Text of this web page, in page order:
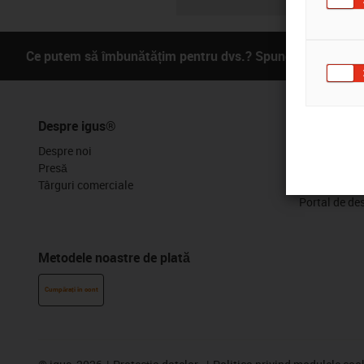
Ce putem să îmbunătățim pentru dvs.? Spuneți-ne ce
Despre igus®
Despre noi
Presă
Târguri comerciale
Metodele noastre de plată
Cumpărați în cont
Portal de